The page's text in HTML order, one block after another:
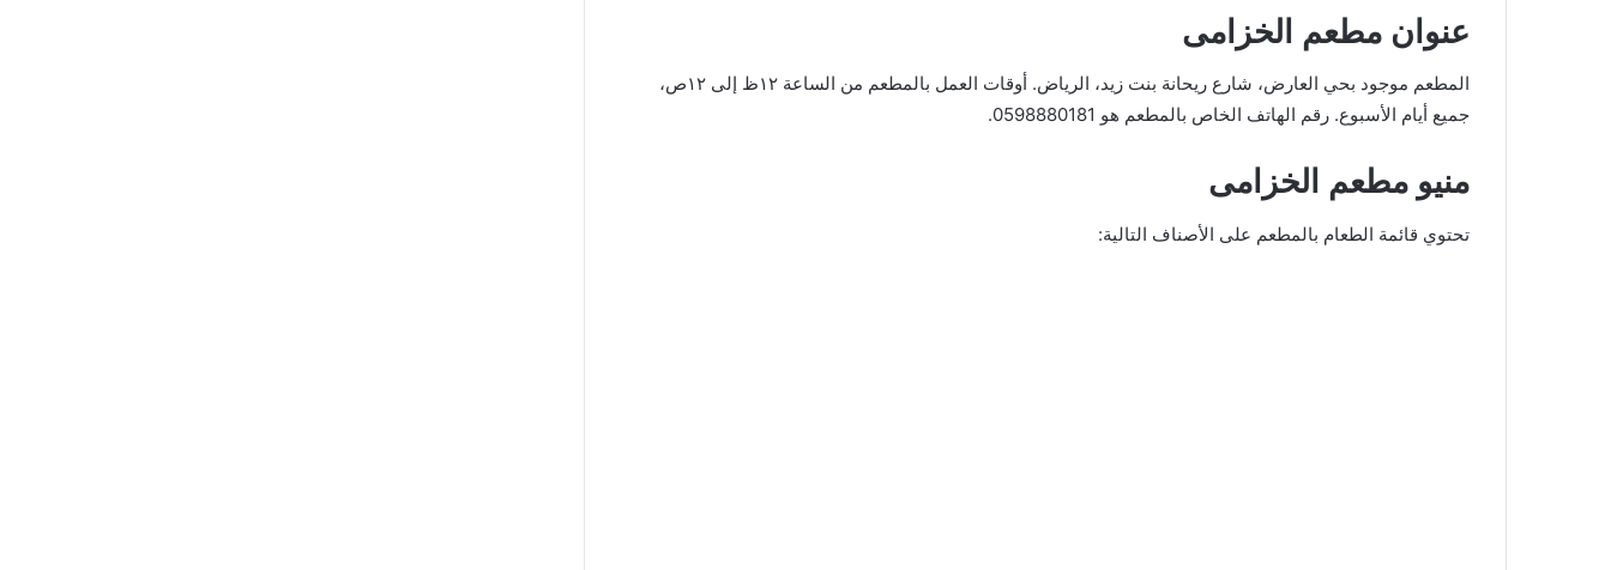
عنوان مطعم الخزامى
المطعم موجود بحي العارض، شارع ريحانة بنت زيد، الرياض. أوقات العمل بالمطعم من الساعة ١٢ظ إلى ١٢ص،
جميع أيام الأسبوع. رقم الهاتف الخاص بالمطعم هو 0598880181.
منيو مطعم الخزامى
تحتوي قائمة الطعام بالمطعم على الأصناف التالية: